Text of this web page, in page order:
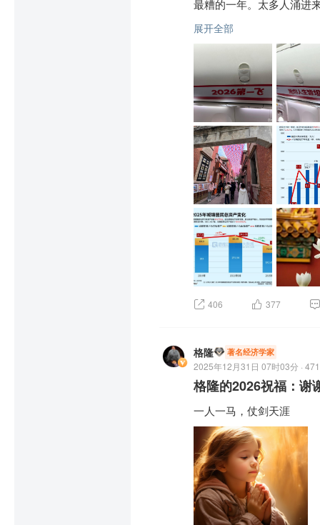
最糟的一年。太多人涌进
台抽走30%，再算上一个
花才勉强够应付生活，一
用力，把多年的烟都戒
变了，已完全不再有当年
冻着。我说你不一定要坚
是穷一些，这辈子可能也
职业的最大烦恼，他说不
和社会完全隔离了。他一
有的朋友，也因为他开车
友，倒不是因为开网约车
管怎么玩，怎么凑份子也
交集，和别人聚会，根本
说他现在可能一个月都不
抵达机场，师傅露出难
快乐！你会好的，一切都
但实话实说，我知道，我
司机身上看到了过去这些
作为一个研究宏观经济的
有什么真正的感同身受。
到了现在的9.6单，外卖
一个行业能把投产比压缩
公里外送外卖只为赚三块
人群声音不够大，我们可
是经济活动最接地气的温
亿（根据公开数据测算结
展开全部
406 377
格隆 著名经济学家
2025年12月31日 07时03分 ·
格隆的2026祝福：谢
一人一马，仗剑天涯